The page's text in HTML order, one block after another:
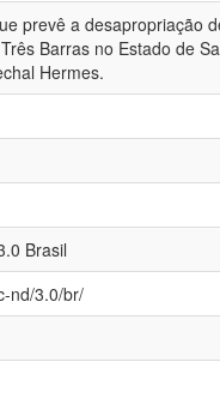
prevê a desapropriação
Barras no Estado de
Hermes.
Brasil
nd/3.0/br/